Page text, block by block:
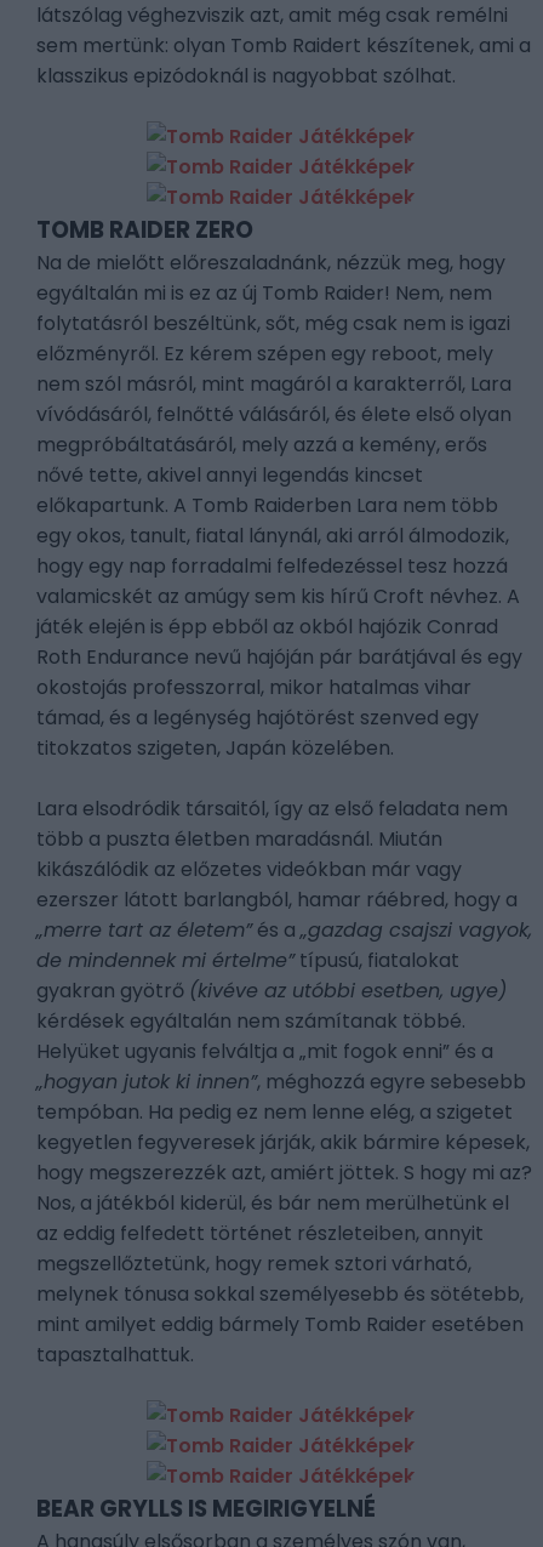
látszólag véghezviszik azt, amit még csak remélni
sem mertünk: olyan Tomb Raidert készítenek, ami a
klasszikus epizódoknál is nagyobbat szólhat.
TOMB RAIDER ZERO
Na de mielőtt előreszaladnánk, nézzük meg, hogy
egyáltalán mi is ez az új Tomb Raider! Nem, nem
folytatásról beszéltünk, sőt, még csak nem is igazi
előzményről. Ez kérem szépen egy reboot, mely
nem szól másról, mint magáról a karakterről, Lara
vívódásáról, felnőtté válásáról, és élete első olyan
megpróbáltatásáról, mely azzá a kemény, erős
nővé tette, akivel annyi legendás kincset
előkapartunk. A Tomb Raiderben Lara nem több
egy okos, tanult, fiatal lánynál, aki arról álmodozik,
hogy egy nap forradalmi felfedezéssel tesz hozzá
valamicskét az amúgy sem kis hírű Croft névhez. A
játék elején is épp ebből az okból hajózik Conrad
Roth Endurance nevű hajóján pár barátjával és egy
okostojás professzorral, mikor hatalmas vihar
támad, és a legénység hajótörést szenved egy
titokzatos szigeten, Japán közelében.
Lara elsodródik társaitól, így az első feladata nem
több a puszta életben maradásnál. Miután
kikászálódik az előzetes videókban már vagy
ezerszer látott barlangból, hamar ráébred, hogy a
„merre tart az életem”és a„gazdag csajszi vagyok,
de mindennek mi értelme”típusú, fiatalokat
gyakran gyötrő (kivéve az utóbbi esetben, ugye)
kérdések egyáltalán nem számítanak többé.
Helyüket ugyanis felváltja a „mit fogok enni” és a
„hogyan jutok ki innen”, méghozzá egyre sebesebb
tempóban. Ha pedig ez nem lenne elég, a szigetet
kegyetlen fegyveresek járják, akik bármire képesek,
hogy megszerezzék azt, amiért jöttek. S hogy mi az?
Nos, a játékból kiderül, és bár nem merülhetünk el
az eddig felfedett történet részleteiben, annyit
megszellőztetünk, hogy remek sztori várható,
melynek tónusa sokkal személyesebb és sötétebb,
mint amilyet eddig bármely Tomb Raider esetében
tapasztalhattuk.
BEAR GRYLLS IS MEGIRIGYELNÉ